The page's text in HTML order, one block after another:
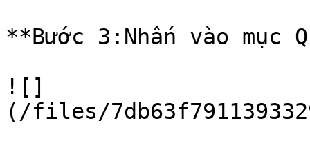
**Bước 3:Nhấn vào mục
![]
(/files/